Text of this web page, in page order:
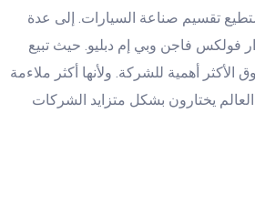
تقسيم صناعة السيارات. إلى عدة
فولكس فاجن وبي إم دبليو. حيث تبيع
أهمية للشركة. ولأنها أكثر ملاءمة
يختارون بشكل متزايد الشركات